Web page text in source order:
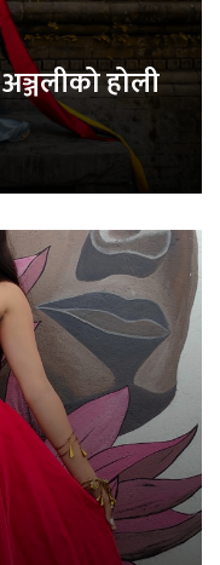
होली